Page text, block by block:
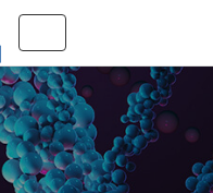
Toggle navigation